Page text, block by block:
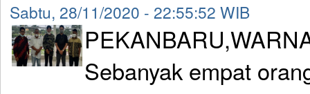
Sabtu, 28/11/2020 - 22:55:52 WIB
Sebanyak empat